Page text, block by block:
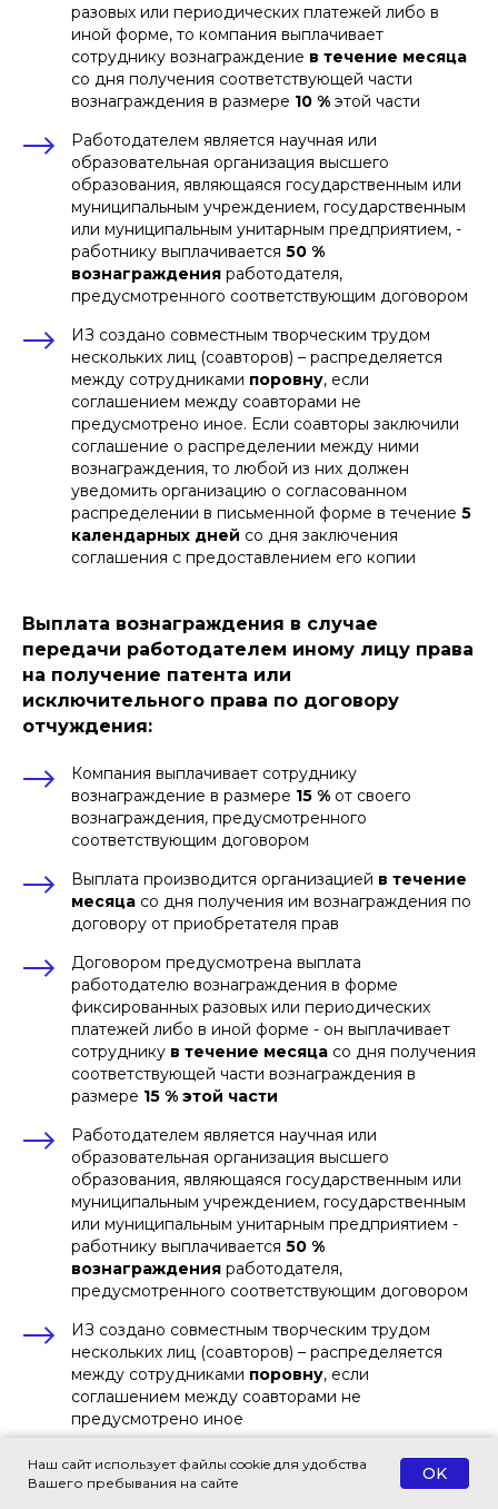
разовых или периодических платежей либо в
иной форме, то компания выплачивает
сотруднику вознаграждение в течение месяца
со дня получения соответствующей части
вознаграждения в размере 10 % этой части
Работодателем является научная или
образовательная организация высшего
образования, являющаяся государственным или
муниципальным учреждением, государственным
или муниципальным унитарным предприятием, -
работнику выплачивается 50 %
вознаграждения работодателя,
предусмотренного соответствующим договором
ИЗ создано совместным творческим трудом
нескольких лиц (соавторов) – распределяется
между сотрудниками поровну, если
соглашением между соавторами не
предусмотрено иное. Если соавторы заключили
соглашение о распределении между ними
вознаграждения, то любой из них должен
уведомить организацию о согласованном
распределении в письменной форме в течение 5
календарных дней со дня заключения
соглашения с предоставлением его копии
Выплата вознаграждения в случае
передачи работодателем иному лицу права
на получение патента или
исключительного права по договору
отчуждения:
Компания выплачивает сотруднику
вознаграждение в размере 15 % от своего
вознаграждения, предусмотренного
соответствующим договором
Выплата производится организацией в течение
месяца со дня получения им вознаграждения по
договору от приобретателя прав
Договором предусмотрена выплата
работодателю вознаграждения в форме
фиксированных разовых или периодических
платежей либо в иной форме - он выплачивает
сотруднику в течение месяца со дня получения
соответствующей части вознаграждения в
размере 15 % этой части
Работодателем является научная или
образовательная организация высшего
образования, являющаяся государственным или
муниципальным учреждением, государственным
или муниципальным унитарным предприятием -
работнику выплачивается 50 %
вознаграждения работодателя,
предусмотренного соответствующим договором
ИЗ создано совместным творческим трудом
нескольких лиц (соавторов) – распределяется
между сотрудниками поровну, если
соглашением между соавторами не
предусмотрено иное
Если работники (соавторы) заключили
соглашение о распределении между ними
Для расчета учитывается средняя
заработная плата сотрудника
12 календарных месяцевна дату:
получение патента
на день принятия компанией
созданной ПМ в тайне
на день передачи компанией права
на получение патента другому лицу
Там же установленоразграничение
времени выплаты вознаграждения
работнику в зависимости от оснований
возникновения права:
не позднее 2 месяцевсо дня
получения компанией патента
принятия компанией решения о
тайне
не позднее2 месяцевсо дня
передачи компанией права на
получение патента другому лицу
не позднее18 месяцевс даты
подачи компанией заявки на
получение патента, если
работодатель не получил патент по
поданной им заявке по зависящим от
него причинам
Наш сайт использует файлы cookie для удобства
Вашего пребывания на сайте
OK